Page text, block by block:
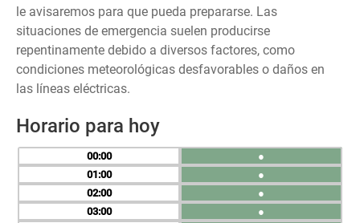
le avisaremos para que pueda prepararse. Las
situaciones de emergencia suelen producirse
repentinamente debido a diversos factores, como
condiciones meteorológicas desfavorables o daños en
las líneas eléctricas.
Horario para hoy
00
01
02
03
●
●
●
●